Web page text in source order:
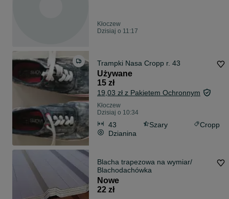
Kłoczew
Dzisiaj o 11:17
Trampki Nasa Cropp r. 43
Używane
15 zł
19,03 zł z Pakietem Ochronnym
Kłoczew
Dzisiaj o 10:34
43 Szary
Cropp
Dzianina
Blacha trapezowa na wymiar/
Blachodachówka
Nowe
22 zł